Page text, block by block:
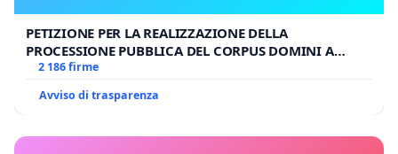
PETIZIONE PER LA REALIZZAZIONE DELLA
PROCESSIONE PUBBLICA DEL CORPUS DOMINI A
MILANO
2 186 firme
Avviso di trasparenza